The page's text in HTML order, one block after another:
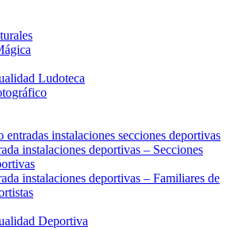
Ludoteca
entradas instalaciones secciones deportivas
instalaciones deportivas – Secciones
instalaciones deportivas – Familiares de
Deportiva